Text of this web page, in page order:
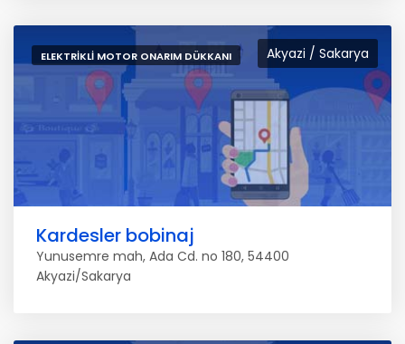
Akyazi / Sakarya
ELEKTRIKLI MOTOR ONARIM DÜKKANI
Kardesler bobinaj
Yunusemre mah, Ada Cd. no 180, 54400
Akyazi/Sakarya